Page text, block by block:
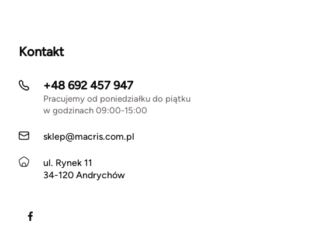
Kontakt
+48 692 457 947
Pracujemy od poniedziałku do piątku
w godzinach 09:00-15:00
sklep@macris.com.pl
ul. Rynek 11
34-120 Andrychów